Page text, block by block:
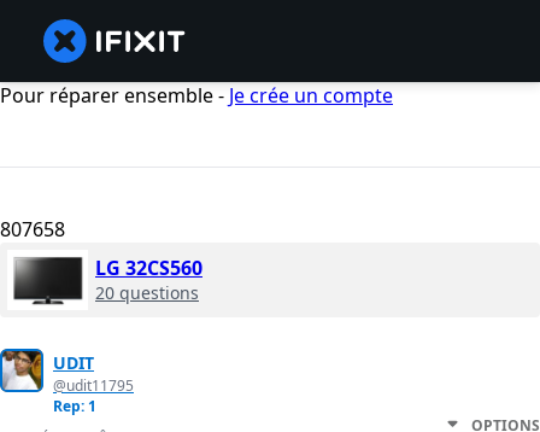
Pour réparer ensemble - Je crée un compte
807658
LG 32CS560
20 questions
UDIT
@udit11795
Rep: 1
OPTIONS